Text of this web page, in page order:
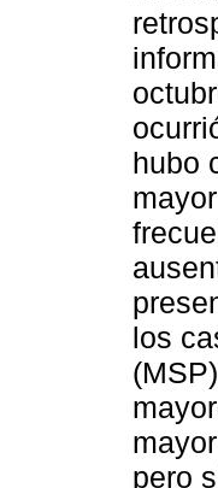
hubo
los
pero